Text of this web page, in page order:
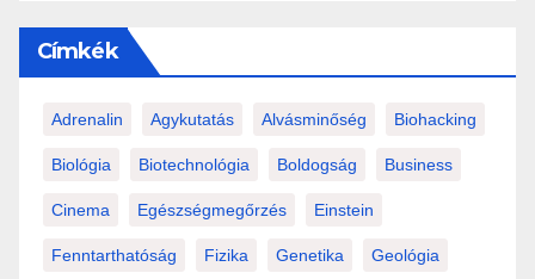
Címkék
Adrenalin Agykutatás Alvásminőség Biohacking
Biológia Biotechnológia Boldogság Business
Cinema Egészségmegőrzés Einstein
Fenntarthatóság Fizika Genetika Geológia